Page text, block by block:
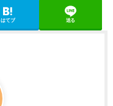
はてブ 送る